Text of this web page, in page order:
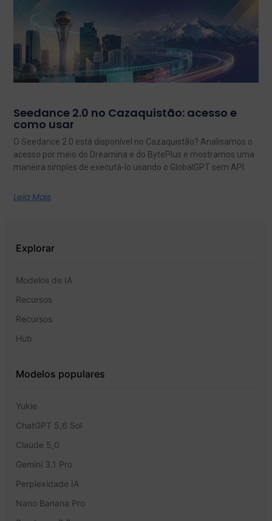
Seedance 2.0 no Cazaquistão: acesso e
como usar
O Seedance 2.0 está disponível no Cazaquistão? Analisamos o
acesso por meio do Dreamina e do BytePlus e mostramos uma
maneira simples de executá-lo usando o GlobalGPT sem API.
Leia Mais
Explorar
Modelos de IA
Recursos
Recursos
Hub
Modelos populares
Yukie
ChatGPT 5,6 Sol
Claude 5,0
Gemini 3.1 Pro
Perplexidade IA
Nano Banana Pro